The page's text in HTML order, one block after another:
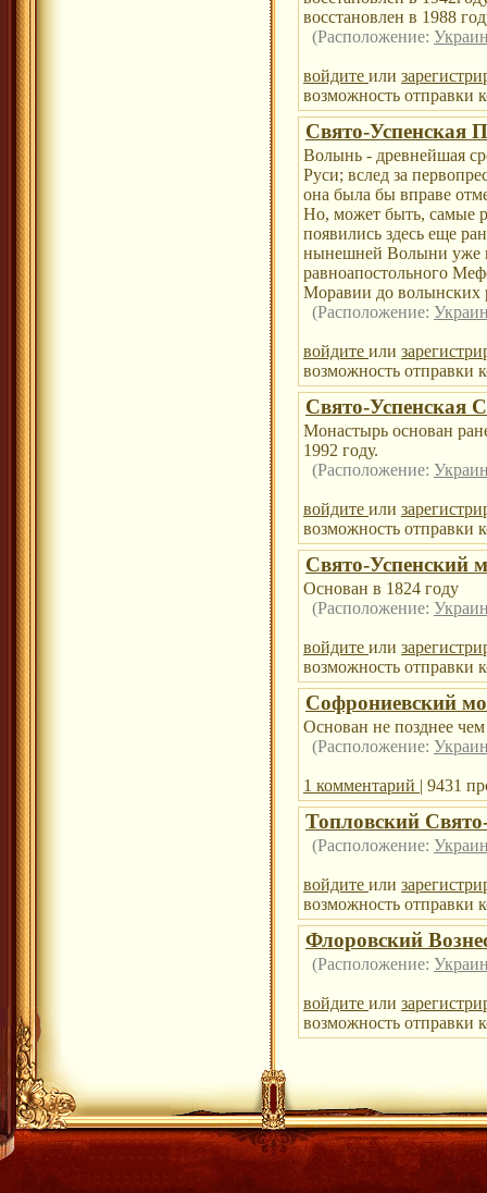
восстановлен в 1988
(Расположение:
войдите или
возможность отправки
Свято-Успенская
Волынь - древнейшая
Руси; вслед за
она была бы вправе
Но, может быть, самые
появились здесь еще
нынешней Волыни уже
равноапостольного
Моравии до волынских
(Расположение:
войдите или
возможность отправки
Свято-Успенская
Монастырь основан
1992 году.
(Расположение:
войдите или
возможность отправки
Свято-Успенский
Основан в 1824 году
(Расположение:
войдите или
возможность отправки
Софрониевский
Основан не позднее
(Расположение:
1 комментарий | 9431
Топловский
(Расположение:
войдите или
возможность отправки
Флоровский
(Расположение:
войдите или
возможность отправки